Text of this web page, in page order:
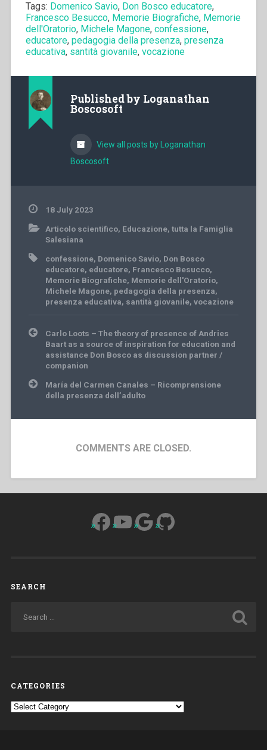
Tags: Domenico Savio, Don Bosco educatore,
Francesco Besucco, Memorie Biografiche, Memorie
dell'Oratorio, Michele Magone, confessione,
educatore, pedagogia della presenza, presenza
educativa, santità giovanile, vocazione
Published by Loganathan
Boscosoft
View all posts by Loganathan
Boscosoft
18 July 2023
Articolo scientifico, Educazione, tutta la Famiglia
Salesiana
confessione, Domenico Savio, Don Bosco
educatore, educatore, Francesco Besucco,
Memorie Biografiche, Memorie dell'Oratorio,
Michele Magone, pedagogia della presenza,
presenza educativa, santità giovanile, vocazione
Post
navigation
Carlo Loots – The theory of presence of Andries
Baart as a source of inspiration for education and
assistance Don Bosco as discussion partner /
companion
María del Carmen Canales – Ricomprensione
della presenza dell’adulto
COMMENTS ARE CLOSED.
Facebook
YouTube
Google
GitHub
SEARCH
CATEGORIES
Categories